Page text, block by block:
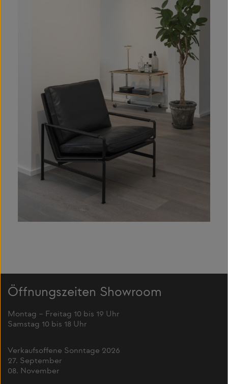
Öffnungszeiten Showroom
Montag – Freitag 10 bis 19 Uhr
Samstag 10 bis 18 Uhr
Verkaufsoffene Sonntage 2026
27. September
08. November